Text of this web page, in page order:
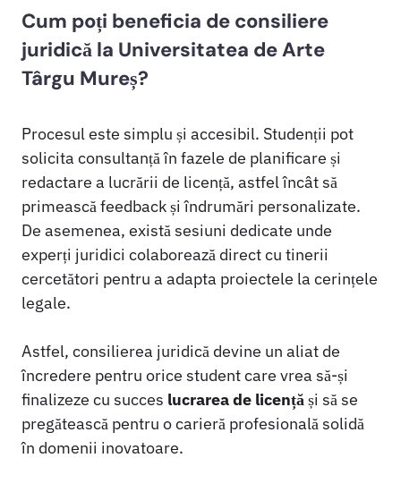
Cum poți beneficia de consiliere
juridică la Universitatea de Arte
Târgu Mureș?
Procesul este simplu și accesibil. Studenții pot
solicita consultanță în fazele de planificare și
redactare a lucrării de licență, astfel încât să
primească feedback și îndrumări personalizate.
De asemenea, există sesiuni dedicate unde
experți juridici colaborează direct cu tinerii
cercetători pentru a adapta proiectele la cerințele
legale.
Astfel, consilierea juridică devine un aliat de
încredere pentru orice student care vrea să-și
finalizeze cu succes lucrarea de licențăși să se
pregătească pentru o carieră profesională solidă
în domenii inovatoare.